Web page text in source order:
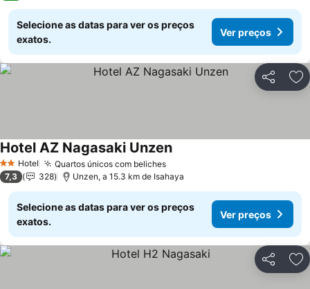
Selecione as datas para ver os preços
exatos.
Ver preços
Partilhar
2 Estrelas
Hotel Quartos únicos com belichesVer preços
Hotel AZ Nagasaki UnzenVer preços
7,3 328 Unzen, a 15.3 km de Isahaya
Selecione as datas para ver os preços
exatos.
Ver preços
Partilhar